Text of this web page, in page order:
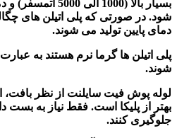
بسیار بالا (1000
شود. در صورتی که پلی اتیلن های
دمای پایین تولید می شوند.
پلی اتیلن ها گرما نرم هستند به
شوند.
لوله پوش فیت سایلنت از نظر
بهتر از پلیکا است. فقط نیاز به بست
جلوگیری کنند.